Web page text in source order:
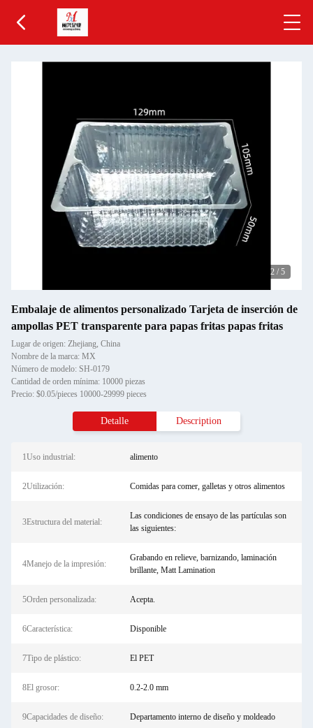
2 / 5
Embalaje de alimentos personalizado Tarjeta de inserción de
ampollas PET transparente para papas fritas papas fritas
Lugar de origen: Zhejiang, China
Nombre de la marca: MX
Número de modelo: SH-0179
Cantidad de orden mínima: 10000 piezas
Precio: $0.05/pieces 10000-29999 pieces
Detalle Description
1Uso industrial: alimento
2Utilización: Comidas para comer, galletas y otros alimentos
3Estructura del material:
Las condiciones de ensayo de las partículas son
las siguientes:
4Manejo de la impresión:
Grabando en relieve, barnizando, laminación
brillante, Matt Lamination
5Orden personalizada: Acepta.
6Característica: Disponible
7Tipo de plástico: El PET
8El grosor: 0.2-2.0 mm
9Capacidades de diseño: Departamento interno de diseño y moldeado